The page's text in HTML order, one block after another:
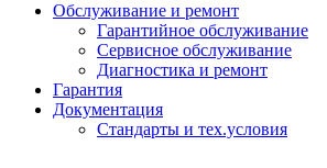
Обслуживание и ремонт
Гарантийное обслуживание
Сервисное обслуживание
Диагностика и ремонт
Гарантия
Документация
Стандарты и тех.условия